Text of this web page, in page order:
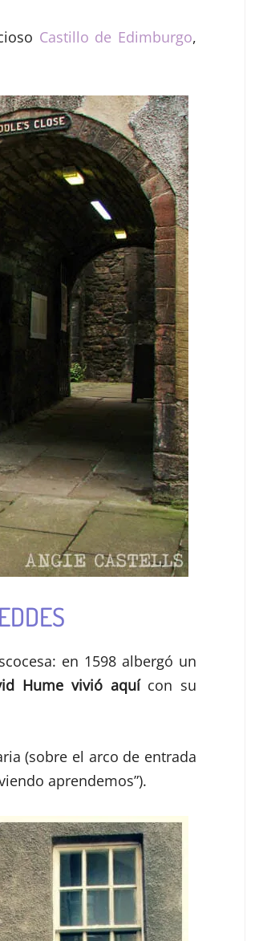
Castillo de Edimburgo,
en 1598 albergó un
Hume vivió aquícon su
(sobre el arco de entrada
aprendemos”).